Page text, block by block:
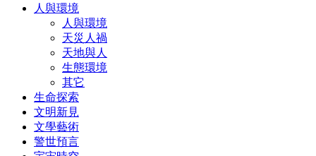
人與環境
人與環境
天災人禍
天地與人
生態環境
其它
生命探索
文明新見
文學藝術
警世預言